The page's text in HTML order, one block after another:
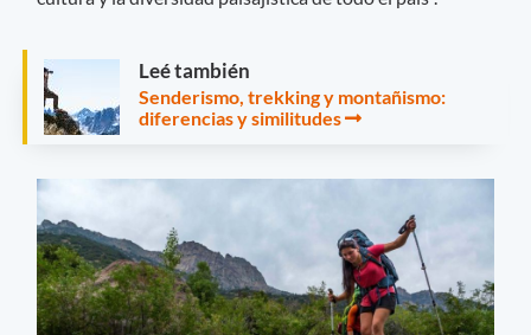
Leé también
Senderismo, trekking y montañismo:
diferencias y similitudes